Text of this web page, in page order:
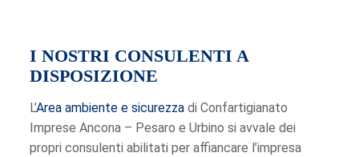
I NOSTRI CONSULENTI A
DISPOSIZIONE
L’Area ambiente e sicurezzadi Confartigianato
Imprese Ancona – Pesaro e Urbino si avvale dei
propri consulenti abilitati per affiancare l’impresa